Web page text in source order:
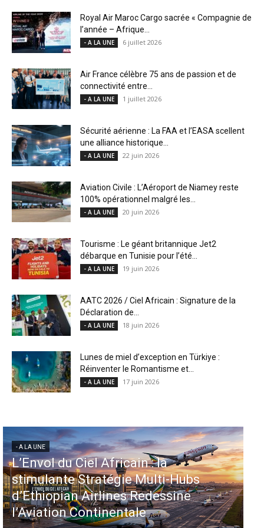
Royal Air Maroc Cargo sacrée « Compagnie de
l’année – Afrique...
- A LA UNE 6 juillet 2026
Air France célèbre 75 ans de passion et de
connectivité entre...
- A LA UNE 1 juillet 2026
Sécurité aérienne : La FAA et l’EASA scellent
une alliance historique...
- A LA UNE 22 juin 2026
Aviation Civile : L’Aéroport de Niamey reste
100% opérationnel malgré les...
- A LA UNE 20 juin 2026
Tourisme : Le géant britannique Jet2
débarque en Tunisie pour l’été...
- A LA UNE 19 juin 2026
AATC 2026 / Ciel Africain : Signature de la
Déclaration de...
- A LA UNE 18 juin 2026
Lunes de miel d’exception en Türkiye :
Réinventer le Romantisme et...
- A LA UNE 17 juin 2026
- A LA UNE
Aéroports US : les États-Unis
injectent 870 millions de dollars
dans 339 projets, Los Angeles et
Miami en tête